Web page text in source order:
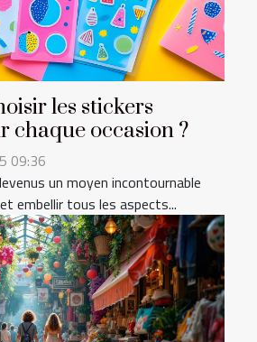
les stickers
chaque occasion ?
09:36
un moyen incontournable
embellir tous les aspects...